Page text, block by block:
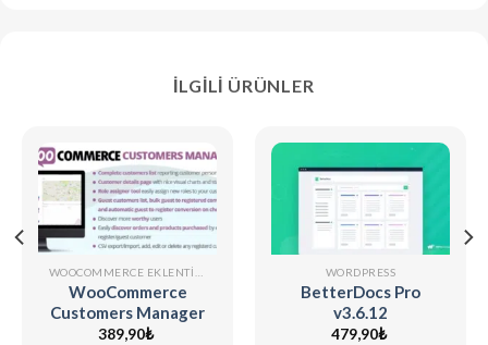
İLGILI ÜRÜNLER
WooCommerce
Customers Manager
v31.9
389,90₺
WORDPRESS
BetterDocs Pro
v3.6.12
479,90₺